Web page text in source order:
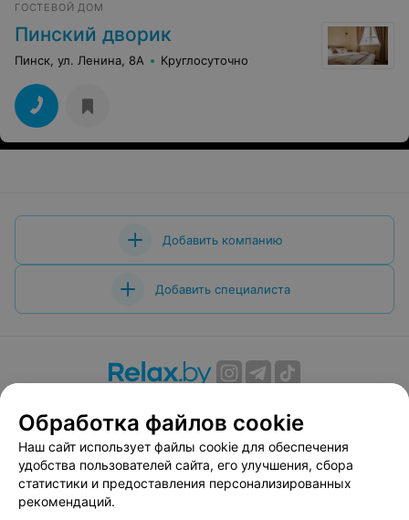
ГОСТЕВОЙ ДОМ
Пинский дворик
Пинск, ул. Ленина, 8А Круглосуточно
Добавить компанию
Добавить специалиста
Вакансии
Публичный договор
Способы оплаты
Публичный договор по использованию сервиса
«Афиша»
Пользовательское соглашение
Обработка файлов cookie
Наш сайт использует файлы cookie для обеспечения
удобства пользователей сайта, его улучшения, сбора
статистики и предоставления персонализированных
рекомендаций.